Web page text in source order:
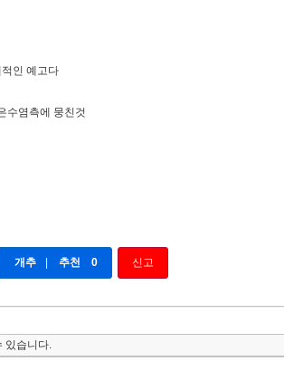
인 예고다
수염측에 뭉친것
개추 추천 0 신고
있습니다.